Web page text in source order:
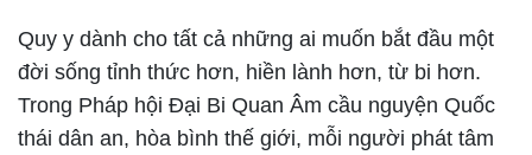
Quy y dành cho tất cả những ai muốn bắt đầu một
đời sống tỉnh thức hơn, hiền lành hơn, từ bi hơn.
Trong Pháp hội Đại Bi Quan Âm cầu nguyện Quốc
thái dân an, hòa bình thế giới, mỗi người phát tâm